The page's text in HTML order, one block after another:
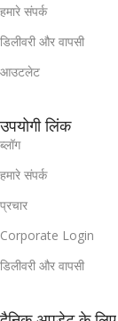
हमारे संपर्क
डिलीवरी और वापसी
आउटलेट
उपयोगी लिंक
ब्लॉग
हमारे संपर्क
प्रचार
Corporate Login
डिलीवरी और वापसी